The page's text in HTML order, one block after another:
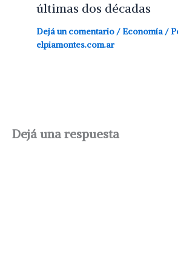
últimas dos décadas
Dejá un comentario / Economía /
elpiamontes.com.ar
Dejá una respuesta